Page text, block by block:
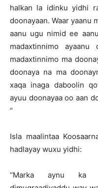
halkan la idinku yidhi
doonayaan. Waar yaanu
aanu ugu nimid ee
madaxtinnimo ayaanu
madaxtinnimo ma
doonaya na ma
xaqa inaga daboolin
ayuu doonayaa oo aan
“
Isla maalintaa
hadlayay wuxu yidhi:
“Marka aynu ka